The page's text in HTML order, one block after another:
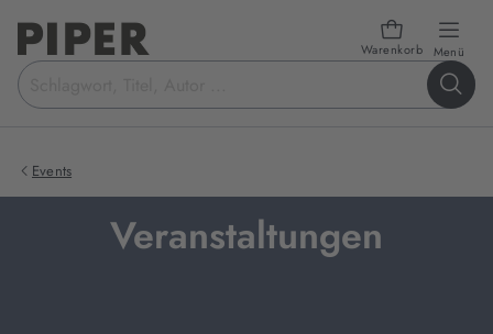
Warenkorb Menü
Suchbegriff
eingeben
Events
Veranstaltungen